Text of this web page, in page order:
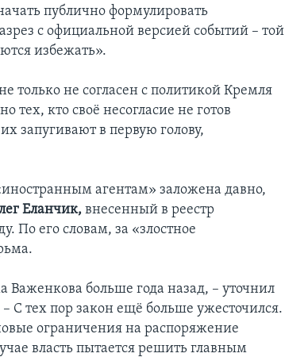
публично формулировать
с официальной версией событий – той
избежать».
только не согласен с политикой Кремля
тех, кто своё несогласие не готов
запугивают в первую голову,
агентам» заложена давно,
Еланчик, внесенный в реестр
По его словам, за «злостное
Важенкова больше года назад, – уточнил
С тех пор закон ещё больше ужесточился.
ограничения на распоряжение
власть пытается решить главным